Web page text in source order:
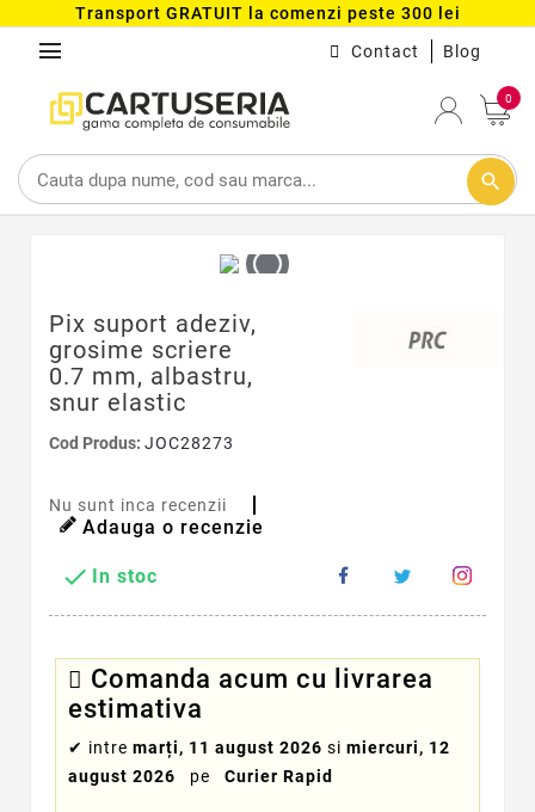
Transport GRATUIT la comenzi peste 300 lei
menu Contact Blog
0
search
Pix suport adeziv,
grosime scriere
0.7 mm, albastru,
snur elastic
Cod Produs: JOC28273
Nu sunt inca recenzii
Adauga o recenzie
 In stoc
Comanda acum cu livrarea
estimativa
✔ intre marți, 11 august 2026 si miercuri, 12
august 2026
pe Curier Rapid